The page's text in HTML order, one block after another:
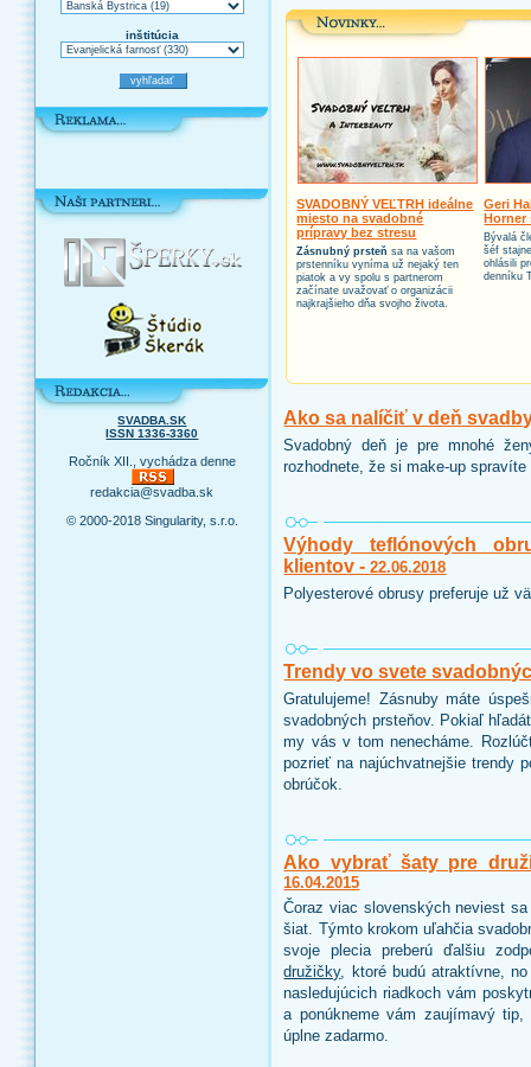
inštitúcia
SVADBA.SK
ISSN 1336-3360
Ročník XII., vychádza denne
redakcia@svadba.sk
© 2000-2018 Singularity, s.r.o.
SVADOBNÝ VEĽTRH ideálne
miesto na svadobné
prípravy bez stresu
Zásnubný prsteň sa na vašom
prstenníku vyníma už nejaký ten
piatok a vy spolu s partnerom
začínate uvažovať o organizácii
najkrajšieho dňa svojho života.
Geri
Horner
Bývalá
šéf
ohlásili
denníku
Ako sa nalíčiť v deň
Svadobný deň je pre mnohé
rozhodnete, že si make-up
Výhody teflónových
klientov -22.06.2018
Polyesterové obrusy preferuje už
Trendy vo svete
Gratulujeme! Zásnuby máte
svadobných prsteňov. Pokiaľ
my vás v tom nenecháme.
pozrieť na najúchvatnejšie trendy
obrúčok.
Ako vybrať šaty pre
16.04.2015
Čoraz viac slovenských neviest
šiat. Týmto krokom uľahčia
svoje plecia preberú ďalšiu
družičky, ktoré budú atraktívne,
nasledujúcich riadkoch vám
a ponúkneme vám zaujímavý
úplne zadarmo.